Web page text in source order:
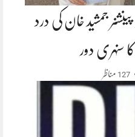
کے 96 سالہ پینشنر جمشید خان کی درد
سنہری دور
مناظر